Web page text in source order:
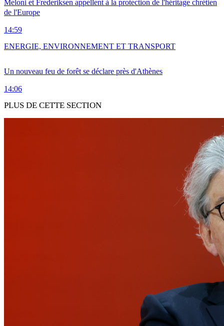
Meloni et Frederiksen appellent à la protection de l'héritage chrétien
de l'Europe
14:59
Un nouveau feu de forêt se déclare près d'Athènes
14:06
ENERGIE, ENVIRONNEMENT ET TRANSPORT
PLUS DE CETTE SECTION